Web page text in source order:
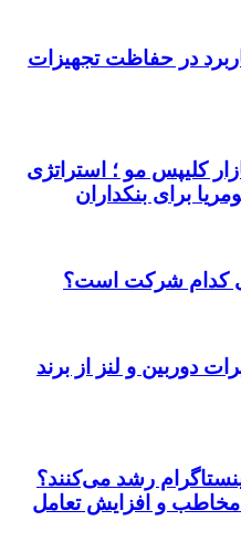
در حفاظت تجهیزات
کلیپس مو ؛ استراتژی
برای بنکداران
کدام شرکت است؟
دوربین و لنز از برند
رشد می‌کنند؟
و افزایش تعامل